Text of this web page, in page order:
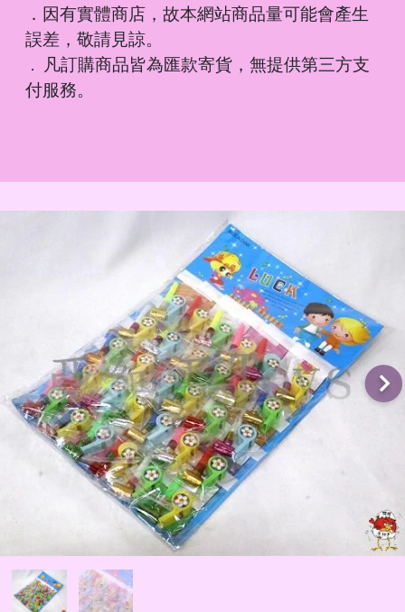
．因有實體商店，故本網站商品量可能會產生
誤差，敬請見諒。
． 凡訂購商品皆為匯款寄貨，無提供第三方支
付服務。